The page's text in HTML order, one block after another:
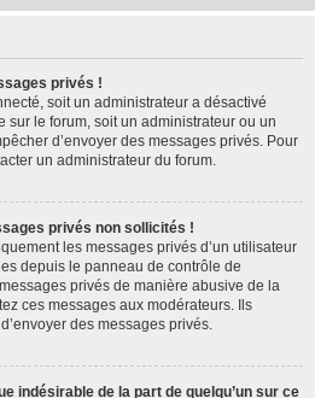
privés !
soit un administrateur a désactivé
sur le forum, soit un administrateur ou un
d’envoyer des messages privés. Pour
un administrateur du forum.
privés non sollicités !
les messages privés d’un utilisateur
depuis le panneau de contrôle de
privés de manière abusive de la
ces messages aux modérateurs. Ils
des messages privés.
indésirable de la part de quelqu’un sur ce